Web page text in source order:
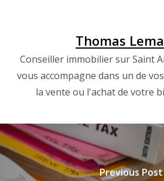
Thomas
Conseiller immobilier sur Saint
vous accompagne dans un de
la vente ou l'achat de votre
Previous Post